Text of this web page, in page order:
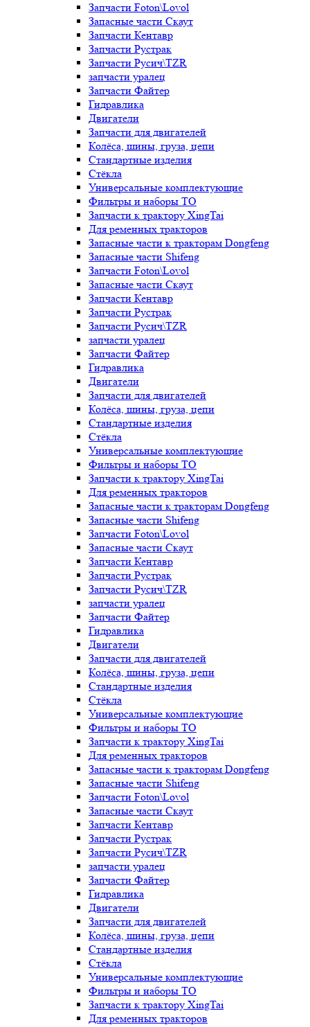
Запчасти Foton\Lovol
Запасные части Скаут
Запчасти Кентавр
Запчасти Рустрак
Запчасти Русич\TZR
запчасти уралец
Запчасти Файтер
Гидравлика
Двигатели
Запчасти для двигателей
Колёса, шины, груза, цепи
Стандартные изделия
Стёкла
Универсальные комплектующие
Фильтры и наборы ТО
Запчасти к трактору XingTai
Для ременных тракторов
Запасные части к тракторам Dongfeng
Запасные части Shifeng
Запчасти Foton\Lovol
Запасные части Скаут
Запчасти Кентавр
Запчасти Рустрак
Запчасти Русич\TZR
запчасти уралец
Запчасти Файтер
Гидравлика
Двигатели
Запчасти для двигателей
Колёса, шины, груза, цепи
Стандартные изделия
Стёкла
Универсальные комплектующие
Фильтры и наборы ТО
Запчасти к трактору XingTai
Для ременных тракторов
Запасные части к тракторам Dongfeng
Запасные части Shifeng
Запчасти Foton\Lovol
Запасные части Скаут
Запчасти Кентавр
Запчасти Рустрак
Запчасти Русич\TZR
запчасти уралец
Запчасти Файтер
Гидравлика
Двигатели
Запчасти для двигателей
Колёса, шины, груза, цепи
Стандартные изделия
Стёкла
Универсальные комплектующие
Фильтры и наборы ТО
Запчасти к трактору XingTai
Для ременных тракторов
Запасные части к тракторам Dongfeng
Запасные части Shifeng
Запчасти Foton\Lovol
Запасные части Скаут
Запчасти Кентавр
Запчасти Рустрак
Запчасти Русич\TZR
запчасти уралец
Запчасти Файтер
Гидравлика
Двигатели
Запчасти для двигателей
Колёса, шины, груза, цепи
Стандартные изделия
Стёкла
Универсальные комплектующие
Фильтры и наборы ТО
Запчасти к трактору XingTai
Для ременных тракторов